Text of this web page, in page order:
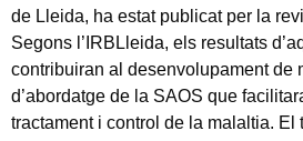
de Lleida, ha estat publicat per la
Segons l’IRBLleida, els resultats
contribuiran al desenvolupament de
d’abordatge de la SAOS que
tractament i control de la malaltia. El